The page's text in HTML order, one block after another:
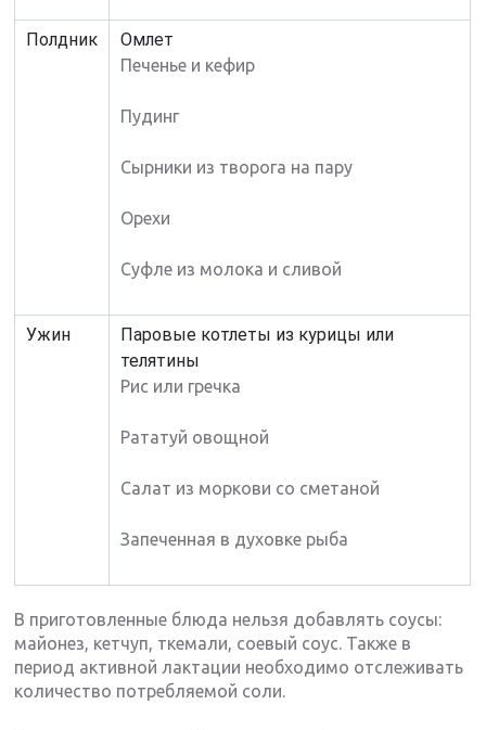
Полдник Омлет
Печенье и кефир
Пудинг
Сырники из творога на пару
Орехи
Суфле из молока и сливой
Ужин
Паровые котлеты из курицы или
телятины
Рис или гречка
Рататуй овощной
Салат из моркови со сметаной
Запеченная в духовке рыба
В приготовленные блюда нельзя добавлять соусы:
майонез, кетчуп, ткемали, соевый соус. Также в
период активной лактации необходимо отслеживать
количество потребляемой соли.